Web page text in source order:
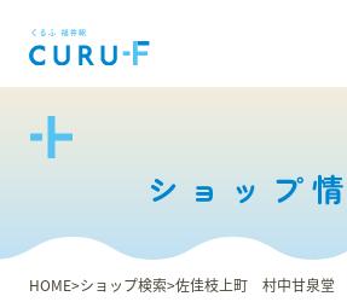
フロアガイド
ショップ検索
ショップニュース
ショップ
HOME ショップ検索 佐佳枝上町 村中甘泉堂